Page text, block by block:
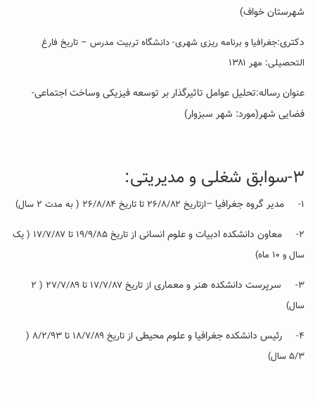
شهرستان خواف)
دکتری:جغرافیا و برنامه ریزی شهری- دانشگاه تربیت مدرس – تاریخ فارغ
التحصیلی: مهر ۱۳۸۱
عنوان رساله:تحلیل عوامل تاثیرگذار بر توسعه فیزیکی وساخت اجتماعی-
فضایی شهر(مورد: شهر سبزوار)
۳-سوابق شغلی و مدیریتی:
۱- مدیر گروه جغرافیا –ازتاریخ ۲۶/۸/۸۲ تا تاریخ ۲۶/۸/۸۴ ( به مدت ۲ سال)
۲- معاون دانشکده ادبیات و علوم انسانی
از تاریخ ۱۹/۹/۸۵ تا ۱۷/۷/۸۷ ( یک
سال و ۱۰ ماه)
۳- سرپرست دانشکده هنر و معماری
از تاریخ ۱۷/۷/۸۷ تا ۲۷/۷/۸۹ ( ۲
سال)
۴- رئیس دانشکده جغرافیا و علوم محیطی
از تاریخ ۱۸/۷/۸۹ تا ۸/۲/۹۳ (
۵/۳ سال)